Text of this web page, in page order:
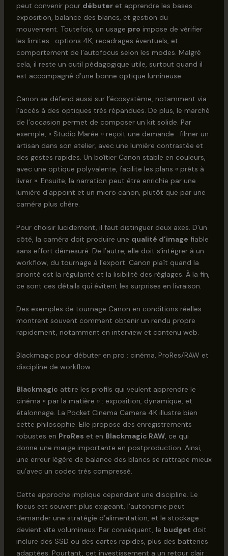
peut convenir pour débuteret apprendre les bases :
exposition, balance des blancs, et gestion du
mouvement. Toutefois, un usage pro impose de vérifier
les limites : options 4K, recadrages éventuels, et
comportement de l’autofocus selon les modes. Malgré
cela, il reste un outil pédagogique utile, surtout quand il
est accompagné d’une bonne optique lumineuse.
Canon se défend aussi sur l’écosystème, notamment via
l’accès à des optiques très répandues. De plus, le marché
de l’occasion permet de composer un kit solide. Par
exemple, « Studio Marée » reçoit une demande : filmer un
artisan dans son atelier, avec une lumière contrastée et
des gestes rapides. Un boîtier Canon stable en couleurs,
avec une optique polyvalente, facilite les plans « prêts à
livrer ». Ensuite, la narration peut être enrichie par une
lumière d’appoint et un micro canon, plutôt que par une
caméra plus chère.
Pour choisir lucidement, il faut distinguer deux axes. D’un
côté, la caméra doit produire une qualité d’image fiable
sans effort démesuré. De l’autre, elle doit s’intégrer à un
workflow, du tournage à l’export. Canon plaît quand la
priorité est la régularité et la lisibilité des réglages. À la fin,
ce sont ces détails qui évitent les surprises en livraison.
Des exemples de tournage Canon en conditions réelles
montrent souvent comment obtenir un rendu propre
rapidement, notamment en interview et contenu web.
Blackmagic pour débuter en pro : cinéma, ProRes/RAW et
discipline de workflow
Blackmagic attire les profils qui veulent apprendre le
cinéma « par la matière » : exposition, dynamique, et
étalonnage. La Pocket Cinema Camera 4K illustre bien
cette philosophie. Elle propose des enregistrements
robustes en ProRes et en Blackmagic RAW, ce qui
donne une marge importante en postproduction. Ainsi,
une erreur légère de balance des blancs se rattrape mieux
qu’avec un codec très compressé.
Cette approche implique cependant une discipline. Le
focus est souvent plus exigeant, l’autonomie peut
demander une stratégie d’alimentation, et le stockage
devient vite volumineux. Par conséquent, le budget doit
inclure des SSD ou des cartes rapides, plus des batteries
adaptées. Pourtant, cet investissement a un retour clair :